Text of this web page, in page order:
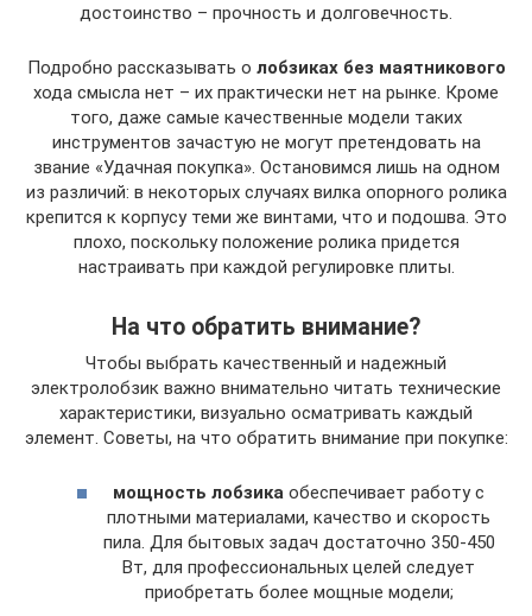
достоинство – прочность и долговечность.
Подробно рассказывать о лобзиках без маятникового
хода смысла нет – их практически нет на рынке. Кроме
того, даже самые качественные модели таких
инструментов зачастую не могут претендовать на
звание «Удачная покупка». Остановимся лишь на одном
из различий: в некоторых случаях вилка опорного ролика
крепится к корпусу теми же винтами, что и подошва. Это
плохо, поскольку положение ролика придется
настраивать при каждой регулировке плиты.
На что обратить внимание?
Чтобы выбрать качественный и надежный
электролобзик важно внимательно читать технические
характеристики, визуально осматривать каждый
элемент. Советы, на что обратить внимание при покупке:
мощность лобзика обеспечивает работу с
плотными материалами, качество и скорость
пила. Для бытовых задач достаточно 350-450
Вт, для профессиональных целей следует
приобретать более мощные модели;